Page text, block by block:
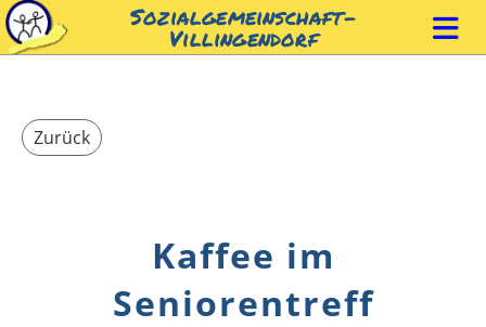
Sozialgemeinschaft-
Villingendorf
Zurück
Kaffee im
Seniorentreff